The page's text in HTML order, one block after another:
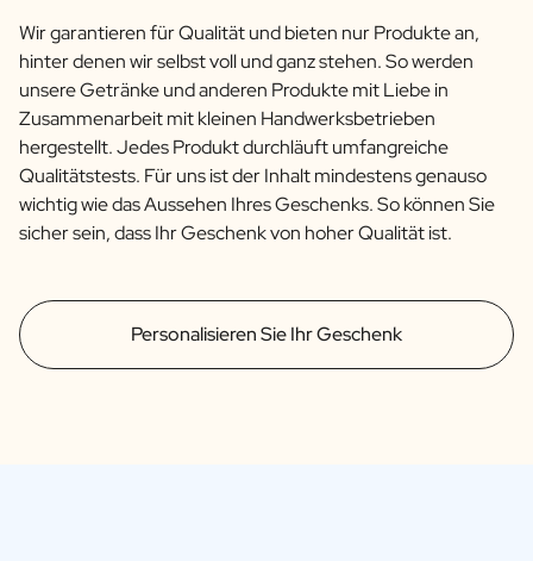
Personalisieren Sie Ihr Geschenk
Wir garantieren für Qualität und bieten nur Produkte an,
hinter denen wir selbst voll und ganz stehen. So werden
unsere Getränke und anderen Produkte mit Liebe in
Zusammenarbeit mit kleinen Handwerksbetrieben
hergestellt. Jedes Produkt durchläuft umfangreiche
Qualitätstests. Für uns ist der Inhalt mindestens genauso
wichtig wie das Aussehen Ihres Geschenks. So können Sie
sicher sein, dass Ihr Geschenk von hoher Qualität ist.